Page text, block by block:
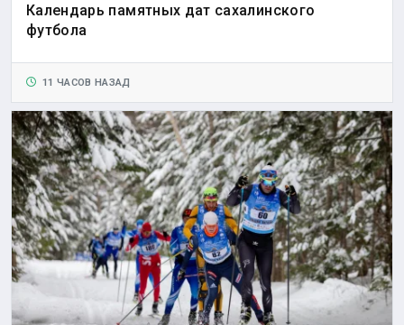
Календарь памятных дат сахалинского
футбола
11 ЧАСОВ НАЗАД